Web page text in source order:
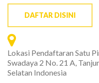
DAFTAR DISINI
Lokasi Pendaftaran Satu
Swadaya 2 No. 21 A,
Selatan Indonesia